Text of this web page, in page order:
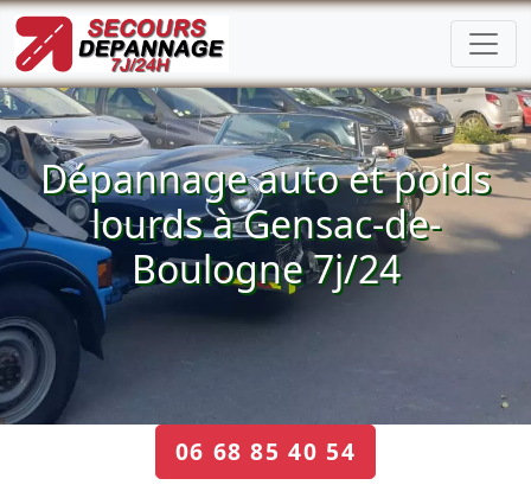
Dépannage auto et poids
lourds à Gensac-de-
Boulogne 7j/24
06 68 85 40 54